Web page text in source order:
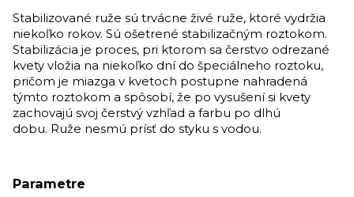
Stabilizované ruže sú trvácne živé ruže, ktoré vydržia
niekoľko rokov. Sú ošetrené stabilizačným roztokom.
Stabilizácia je proces, pri ktorom sa čerstvo odrezané
kvety vložia na niekoľko dní do špeciálneho roztoku,
pričom je miazga v kvetoch postupne nahradená
týmto roztokom a spôsobí, že po vysušení si kvety
zachovajú svoj čerstvý vzhľad a farbu po dlhú
dobu. Ruže nesmú prísť do styku s vodou.
Parametre